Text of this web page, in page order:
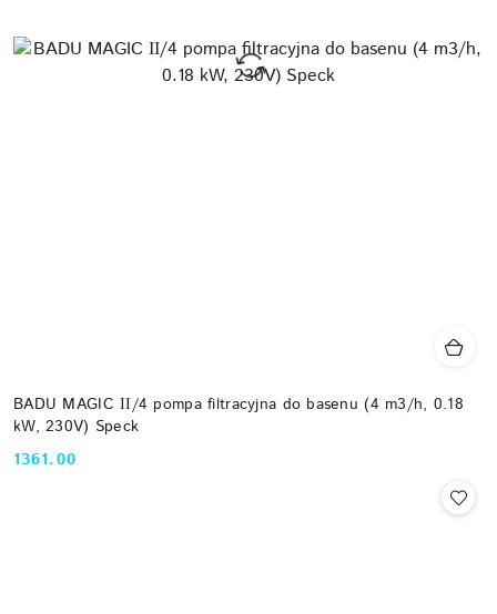
BADU MAGIC ІІ/4 pompa filtracyjna do basenu (4 m3/h, 0.18
kW, 230V) Speck
Cena:
1361.00